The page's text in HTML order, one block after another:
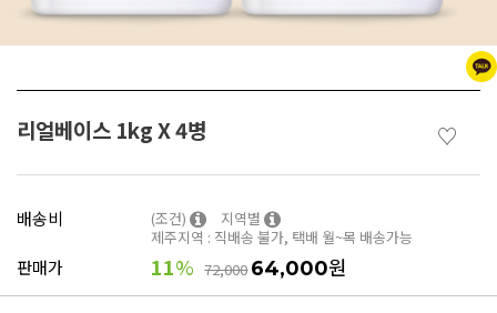
리얼베이스 1kg X 4병 ♡
배송비 (조건)
지역별
제주지역 : 직배송 불가, 택배 월~목 배송가능
판매가 11% 72,00064,000원